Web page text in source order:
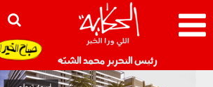
رئيس التحرير محمد الشبّه